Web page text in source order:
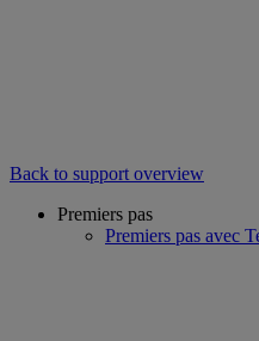
Back to support overview
Premiers pas
Premiers pas avec